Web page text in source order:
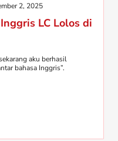
2, 2025
LC Lolos di
aku berhasil
bahasa Inggris”.